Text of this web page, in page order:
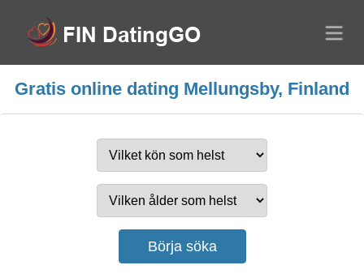
Gratis online dating Mellungsby, Finland